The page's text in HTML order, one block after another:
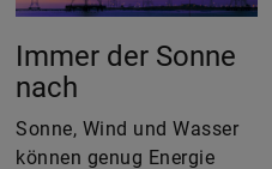
Immer der Sonne
nach
Sonne, Wind und Wasser
können genug Energie